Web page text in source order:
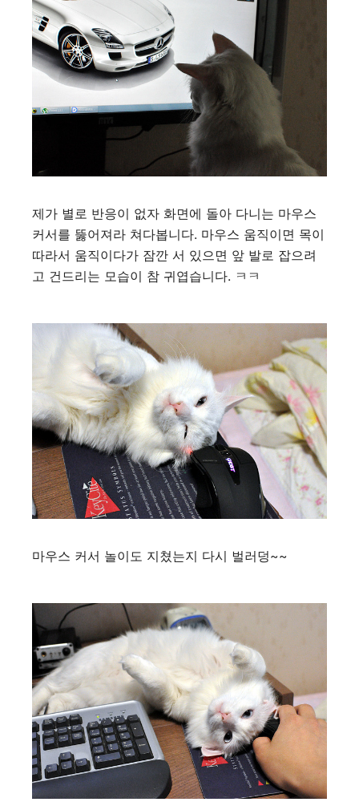
제가 별로 반응이 없자 화면에 돌아 다니는 마우스
커서를 뚫어져라 쳐다봅니다. 마우스 움직이면 목이
따라서 움직이다가 잠깐 서 있으면 앞 발로 잡으려
고 건드리는 모습이 참 귀엽습니다. ㅋㅋ
마우스 커서 놀이도 지쳤는지 다시 벌러덩~~